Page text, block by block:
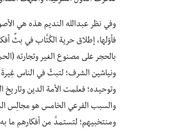
وفي نظر عبدالله النديم هذه هي
فأوّلها، إطلاق حرية الكُتَّاب في بثِّ
بالحجر على مصنوع الغير وتجارته
ونياشين الشرف؛ لتبثّ في الناس غِيرةَ
وتوحيده؛ فعلمت الأمة الدين وتاريخ
والسبب الفرعي الخامس هو مجالِس
ومنتخبيهم؛ لتستمدَّ من أفكارهم ما